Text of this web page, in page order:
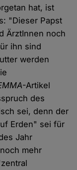
hat, ist
"Dieser Papst
ÄrztInnen noch
ihn sind
werden
-Artikel
des
sei, denn der
Erden" sei für
Jahr
mehr